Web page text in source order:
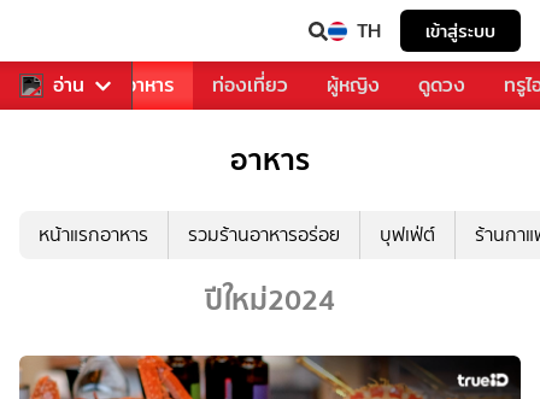
TH เข้าสู่ระบบ
อ่าน
การเพลง อาหาร ท่องเที่ยว ผู้หญิง ดูดวง ทรู
อาหาร
หน้าแรกอาหาร รวมร้านอาหารอร่อย บุฟเฟ่ต์ ร้านกา
ปีใหม่2024